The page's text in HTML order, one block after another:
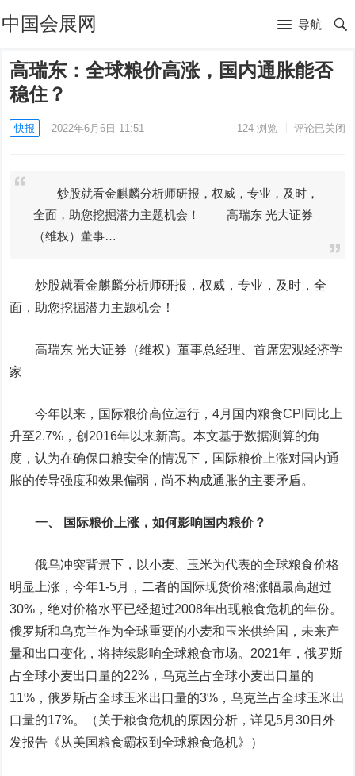
中国会展网 导航
高瑞东：全球粮价高涨，国内通胀能否
稳住？
快报 2022年6月6日 11:51 124浏览 评论已关闭
炒股就看金麒麟分析师研报，权威，专业，及时，
全面，助您挖掘潜力主题机会！ 高瑞东 光大证券
（维权）董事…
炒股就看金麒麟分析师研报，权威，专业，及时，全
面，助您挖掘潜力主题机会！
高瑞东光大证券 （维权）董事总经理、首席宏观经济学
家
今年以来，国际粮价高位运行，4月国内粮食CPI同比上
升至2.7%，创2016年以来新高。本文基于数据测算的角
度，认为在确保口粮安全的情况下，国际粮价上涨对国内通
胀的传导强度和效果偏弱，尚不构成通胀的主要矛盾。
一、 国际粮价上涨，如何影响国内粮价？
俄乌冲突背景下，以小麦、玉米为代表的全球粮食价格
明显上涨，今年1-5月，二者的国际现货价格涨幅最高超过
30%，绝对价格水平已经超过2008年出现粮食危机的年份。
俄罗斯和乌克兰作为全球重要的小麦和玉米供给国，未来产
量和出口变化，将持续影响全球粮食市场。2021年，俄罗斯
占全球小麦出口量的22%，乌克兰占全球小麦出口量的
11%，俄罗斯占全球玉米出口量的3%，乌克兰占全球玉米出
口量的17%。（关于粮食危机的原因分析，详见5月30日外
发报告《从美国粮食霸权到全球粮食危机》）